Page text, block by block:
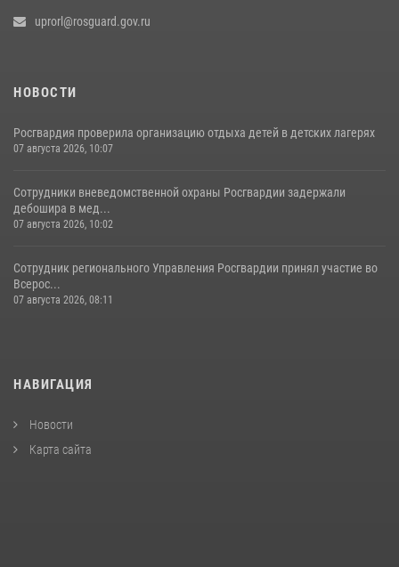
uprorl@rosguard.gov.ru
НОВОСТИ
Росгвардия проверила организацию отдыха детей в детских лагерях
07 августа 2026, 10:07
Сотрудники вневедомственной охраны Росгвардии задержали
дебошира в мед...
07 августа 2026, 10:02
Сотрудник регионального Управления Росгвардии принял участие во
Всерос...
07 августа 2026, 08:11
НАВИГАЦИЯ
Новости
Карта сайта